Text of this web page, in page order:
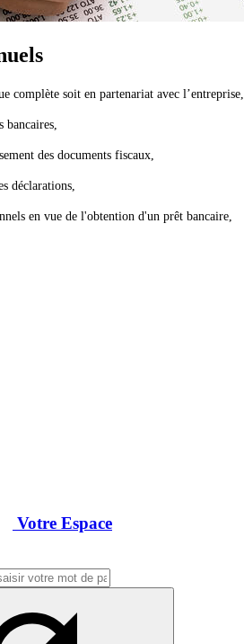
complète soit en partenariat avec l’entreprise,
bancaires,
des documents fiscaux,
déclarations,
en vue de l'obtention d'un prêt bancaire,
Votre Espace